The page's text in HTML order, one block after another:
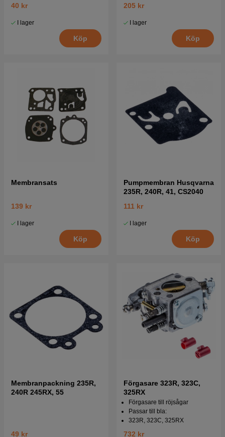
40 kr
I lager
Köp
205 kr
I lager
Köp
Membransats
139 kr
I lager
Köp
Pumpmembran Husqvarna
235R, 240R, 41, CS2040
111 kr
I lager
Köp
Membranpackning 235R,
240R 245RX, 55
49 kr
Förgasare 323R, 323C,
325RX
Förgasare till röjsågar
Passar till bla:
323R, 323C, 325RX
732 kr